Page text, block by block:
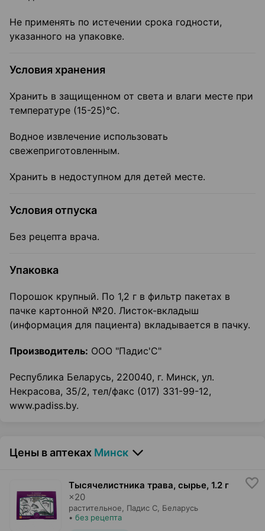
Не применять по истечении срока годности,
указанного на упаковке.
Условия хранения
Хранить в защищенном от света и влаги месте при
температуре (15-25)°C.
Водное извлечение использовать
свежеприготовленным.
Хранить в недоступном для детей месте.
Условия отпуска
Без рецепта врача.
Упаковка
Порошок крупный. По 1,2 г в фильтр пакетах в
пачке картонной №20. Листок-вкладыш
(информация для пациента) вкладывается в пачку.
Производитель: ООО "Падис'С"
Республика Беларусь, 220040, г. Минск, ул.
Некрасова, 35/2, тел/факс (017) 331-99-12,
www.padiss.by.
Цены в аптеках Минск
Тысячелистника трава, сырье, 1.2 г
×20
растительное, Падис С, Беларусь
• без рецепта